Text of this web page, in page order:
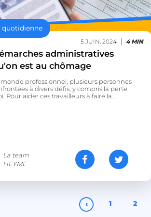
5 JUIN. 2024 4 MIN
quotidienne
administratives
est au chômage
monde professionnel, plusieurs personnes
à divers défis, y compris la perte
Pour aider ces travailleurs à faire la...
La team
HEYME
‹ 1 2
Nom
lccst
lccid